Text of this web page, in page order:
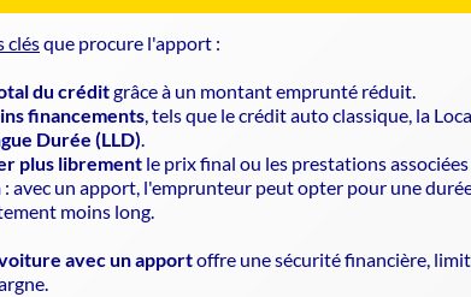
clésque procure l'apport :
du créditgrâce à un montant emprunté réduit.
financements, tels que le crédit auto classique, la
Durée (LLD).
plus librement le prix final ou les prestations
: avec un apport, l'emprunteur peut opter pour une
moins long.
avec un apportoffre une sécurité financière,